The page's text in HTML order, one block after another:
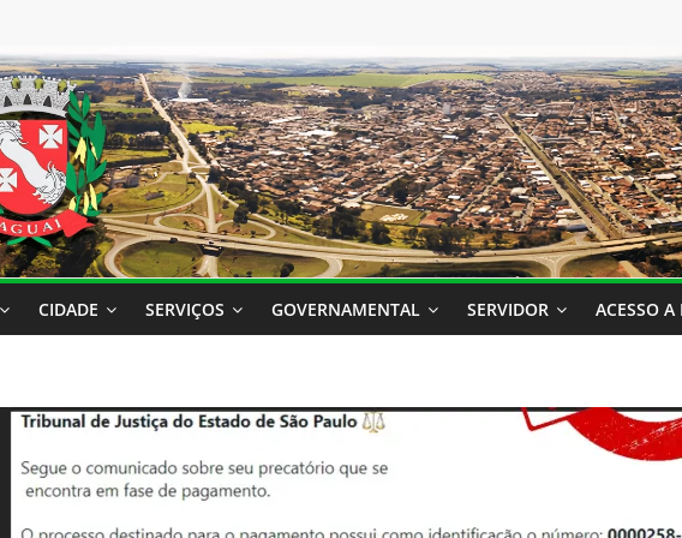
CIDADE SERVIÇOS GOVERNAMENTAL SERVIDOR ACESSO